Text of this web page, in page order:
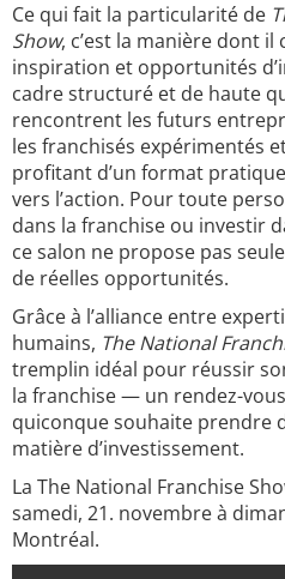
Ce qui fait la particularité de
Show, c’est la manière dont
inspiration et opportunités
cadre structuré et de haute
rencontrent les futurs
les franchisés expérimentés
profitant d’un format
vers l’action. Pour toute
dans la franchise ou investir
ce salon ne propose pas
de réelles opportunités.
Grâce à l’alliance entre
humains, The National
tremplin idéal pour réussir
la franchise — un rendez-
quiconque souhaite prendre
matière d’investissement.
La The National Franchise
samedi, 21. novembre à
Montréal.